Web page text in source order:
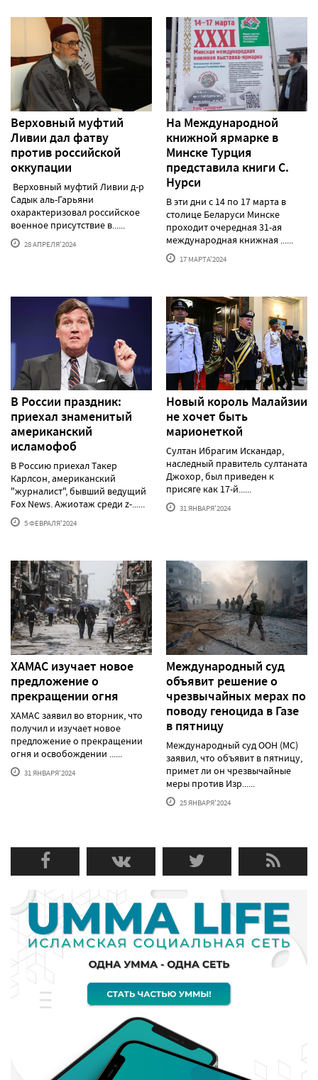
Верховный муфтий
Ливии дал фатву
против российской
оккупации
Верховный муфтий Ливии д-р
Садык аль-Гарьяни
охарактеризовал российское
военное присутствие в......
28 АПРЕЛЯ'2024
На Международной
книжной ярмарке в
Минске Турция
представила книги С.
Нурси
В эти дни с 14 по 17 марта в
столице Беларуси Минске
проходит очередная 31-ая
международная книжная ......
17 МАРТА'2024
В России праздник:
приехал знаменитый
американский
исламофоб
В Россию приехал Такер
Карлсон, американский
"журналист", бывший ведущий
Fox News. Ажиотаж среди z-......
5 ФЕВРАЛЯ'2024
Новый король Малайзии
не хочет быть
марионеткой
Султан Ибрагим Искандар,
наследный правитель султаната
Джохор, был приведен к
присяге как 17-й......
31 ЯНВАРЯ'2024
ХАМАС изучает новое
предложение о
прекращении огня
ХАМАС заявил во вторник, что
получил и изучает новое
предложение о прекращении
огня и освобождении ......
31 ЯНВАРЯ'2024
Международный суд
объявит решение о
чрезвычайных мерах по
поводу геноцида в Газе
в пятницу
Международный суд ООН (МС)
заявил, что объявит в пятницу,
примет ли он чрезвычайные
меры против Изр......
25 ЯНВАРЯ'2024